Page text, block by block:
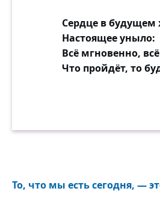
Сердце в будущем
Настоящее уныло:
Всё мгновенно,
Что пройдёт, то
То, что мы есть сегодня, —